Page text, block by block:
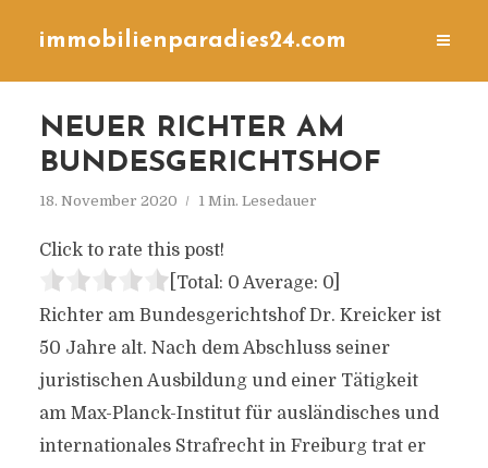
immobilienparadies24.com
NEUER RICHTER AM
BUNDESGERICHTSHOF
18. November 2020 1 Min. Lesedauer
Click to rate this post!
[Total: 0 Average: 0]
Richter am Bundesgerichtshof Dr. Kreicker ist
50 Jahre alt. Nach dem Abschluss seiner
juristischen Ausbildung und einer Tätigkeit
am Max-Planck-Institut für ausländisches und
internationales Strafrecht in Freiburg trat er